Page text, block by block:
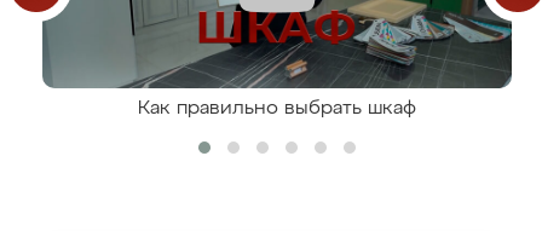
Как правильно выбрать шкаф